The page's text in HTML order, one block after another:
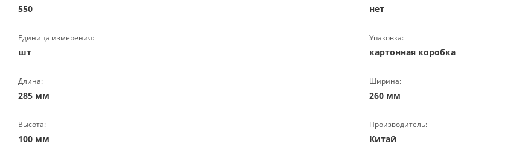
550 нет
Единица измерения:
шт
Упаковка:
картонная коробка
Длина:
285 мм
Ширина:
260 мм
Высота:
100 мм
Производитель:
Китай